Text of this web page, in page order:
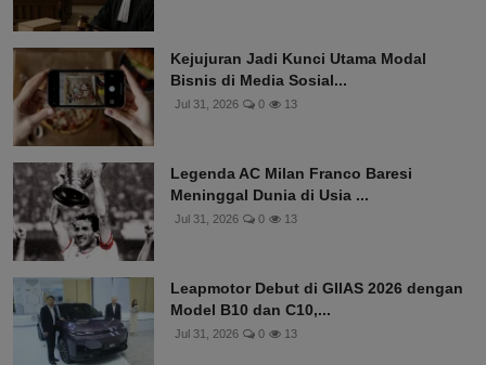
Kejujuran Jadi Kunci Utama Modal
Bisnis di Media Sosial...
Jul 31, 2026 0 13
Legenda AC Milan Franco Baresi
Meninggal Dunia di Usia ...
Jul 31, 2026 0 13
Leapmotor Debut di GIIAS 2026 dengan
Model B10 dan C10,...
Jul 31, 2026 0 13